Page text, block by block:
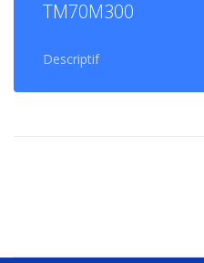
TM70M300
Descriptif